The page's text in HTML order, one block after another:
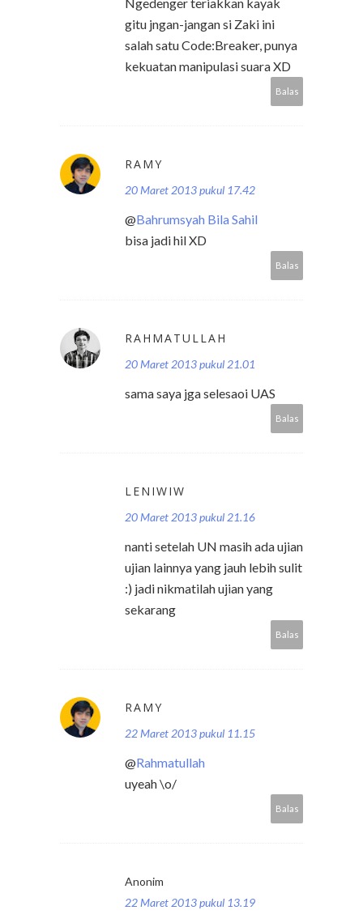
gitu jngan-jangan si Zaki ini
salah satu Code:Breaker, punya
kekuatan manipulasi suara XD
Balas
RAMY
20 Maret 2013 pukul 17.42
@Bahrumsyah Bila Sahil
bisa jadi hil XD
Balas
RAHMATULLAH
20 Maret 2013 pukul 21.01
sama saya jga selesaoi UAS
Balas
LENIWIW
20 Maret 2013 pukul 21.16
nanti setelah UN masih ada ujian
ujian lainnya yang jauh lebih sulit
:) jadi nikmatilah ujian yang
sekarang
Balas
RAMY
22 Maret 2013 pukul 11.15
@Rahmatullah
uyeah \o/
Balas
Anonim
22 Maret 2013 pukul 13.19